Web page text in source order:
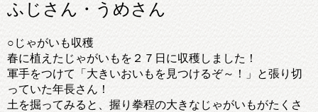
ふじさん・うめさん
○じゃがいも収穫
春に植えたじゃがいもを２７日に収穫しました！
軍手をつけて「大きいおいもを見つけるぞ～！」と張り切
っていた年長さん！
土を掘ってみると、握り拳程の大きなじゃがいもがたくさ